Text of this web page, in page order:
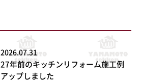
2026.07.31
27年前のキッチンリフォーム施工例
アップしました